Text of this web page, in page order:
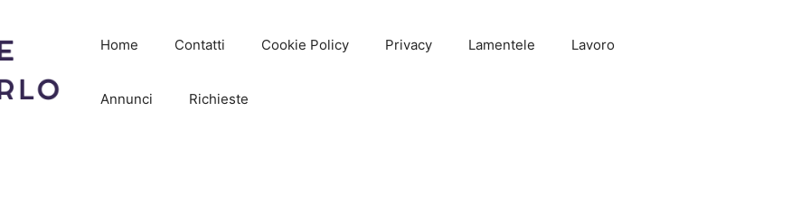
Home Contatti Cookie Policy Privacy Lamentele Lavoro
Annunci Richieste